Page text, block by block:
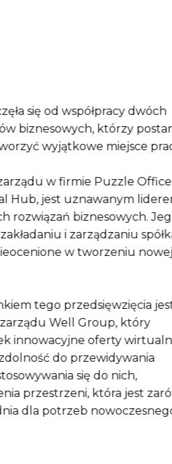
się od współpracy dwóch
biznesowych, którzy
wyjątkowe miejsce
w firmie Puzzle Office
Hub, jest uznawanym
rozwiązań biznesowych.
i zarządzaniu
w tworzeniu nowej
tego przedsięwzięcia
zarządu Well Group, który
innowacyjne oferty
do przewidywania
się do nich,
przestrzeni, która jest
dla potrzeb